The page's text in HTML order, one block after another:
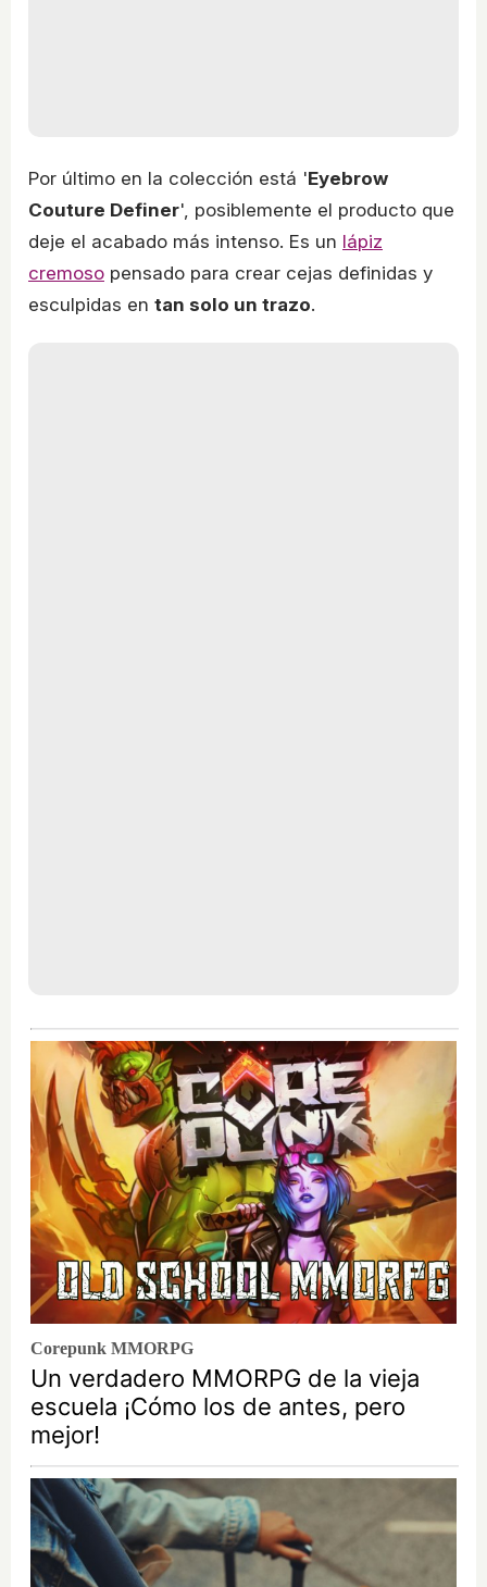
Por último en la colección está 'Eyebrow
Couture Definer', posiblemente el producto que
deje el acabado más intenso. Es un lápiz
cremoso pensado para crear cejas definidas y
esculpidas en tan solo un trazo.
Corepunk MMORPG
Un verdadero MMORPG de la vieja
escuela ¡Cómo los de antes, pero
mejor!